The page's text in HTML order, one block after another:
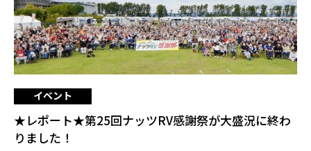
イベント
★レポート★第25回ナッツRV感謝祭が大盛況に終わ
りました！